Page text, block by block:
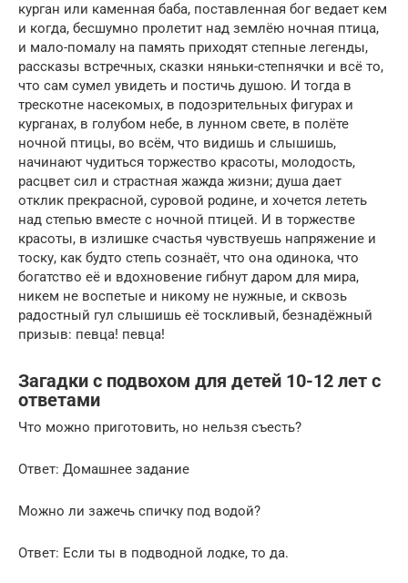
курган или каменная баба, поставленная бог ведает кем
и когда, бесшумно пролетит над землёю ночная птица,
и мало-помалу на память приходят степные легенды,
рассказы встречных, сказки няньки-степнячки и всё то,
что сам сумел увидеть и постичь душою. И тогда в
трескотне насекомых, в подозрительных фигурах и
курганах, в голубом небе, в лунном свете, в полёте
ночной птицы, во всём, что видишь и слышишь,
начинают чудиться торжество красоты, молодость,
расцвет сил и страстная жажда жизни; душа дает
отклик прекрасной, суровой родине, и хочется лететь
над степью вместе с ночной птицей. И в торжестве
красоты, в излишке счастья чувствуешь напряжение и
тоску, как будто степь сознаёт, что она одинока, что
богатство её и вдохновение гибнут даром для мира,
никем не воспетые и никому не нужные, и сквозь
радостный гул слышишь её тоскливый, безнадёжный
призыв: певца! певца!
Загадки с подвохом для детей 10-12 лет с
ответами
Что можно приготовить, но нельзя съесть?
Ответ: Домашнее задание
Можно ли зажечь спичку под водой?
Ответ: Если ты в подводной лодке, то да.